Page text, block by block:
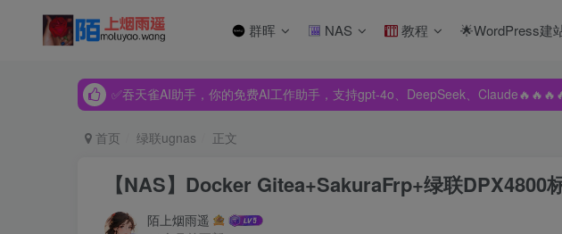
群晖 NAS 教程 🌟WordPress建
✅吞天雀AI助手，你的免费AI工作助手，支持gpt-4o、DeepSeek、
✅吞天雀AI助手，你的免费AI工作助手，支持gpt-4o、DeepSeek、
首页 绿联ugnas 正文
【NAS】Docker Gitea+SakuraFrp+绿联DPX4800
陌上烟雨遥